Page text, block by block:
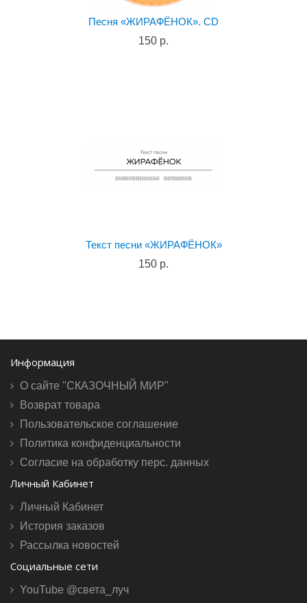
Песня «ЖИРАФЁНОК». CD
150 р.
Текст песни «ЖИРАФЁНОК»
150 р.
Информация
О сайте "СКАЗОЧНЫЙ МИР"
Возврат товара
Пользовательское соглашение
Политика конфиденциальности
Согласие на обработку перс. данных
Личный Кабинет
Личный Кабинет
История заказов
Рассылка новостей
Социальные сети
YouTube @света_луч